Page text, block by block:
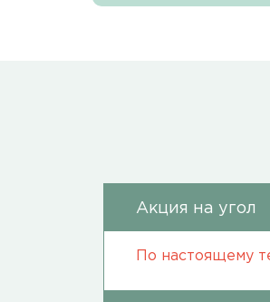
Акция на угол
По настоящему